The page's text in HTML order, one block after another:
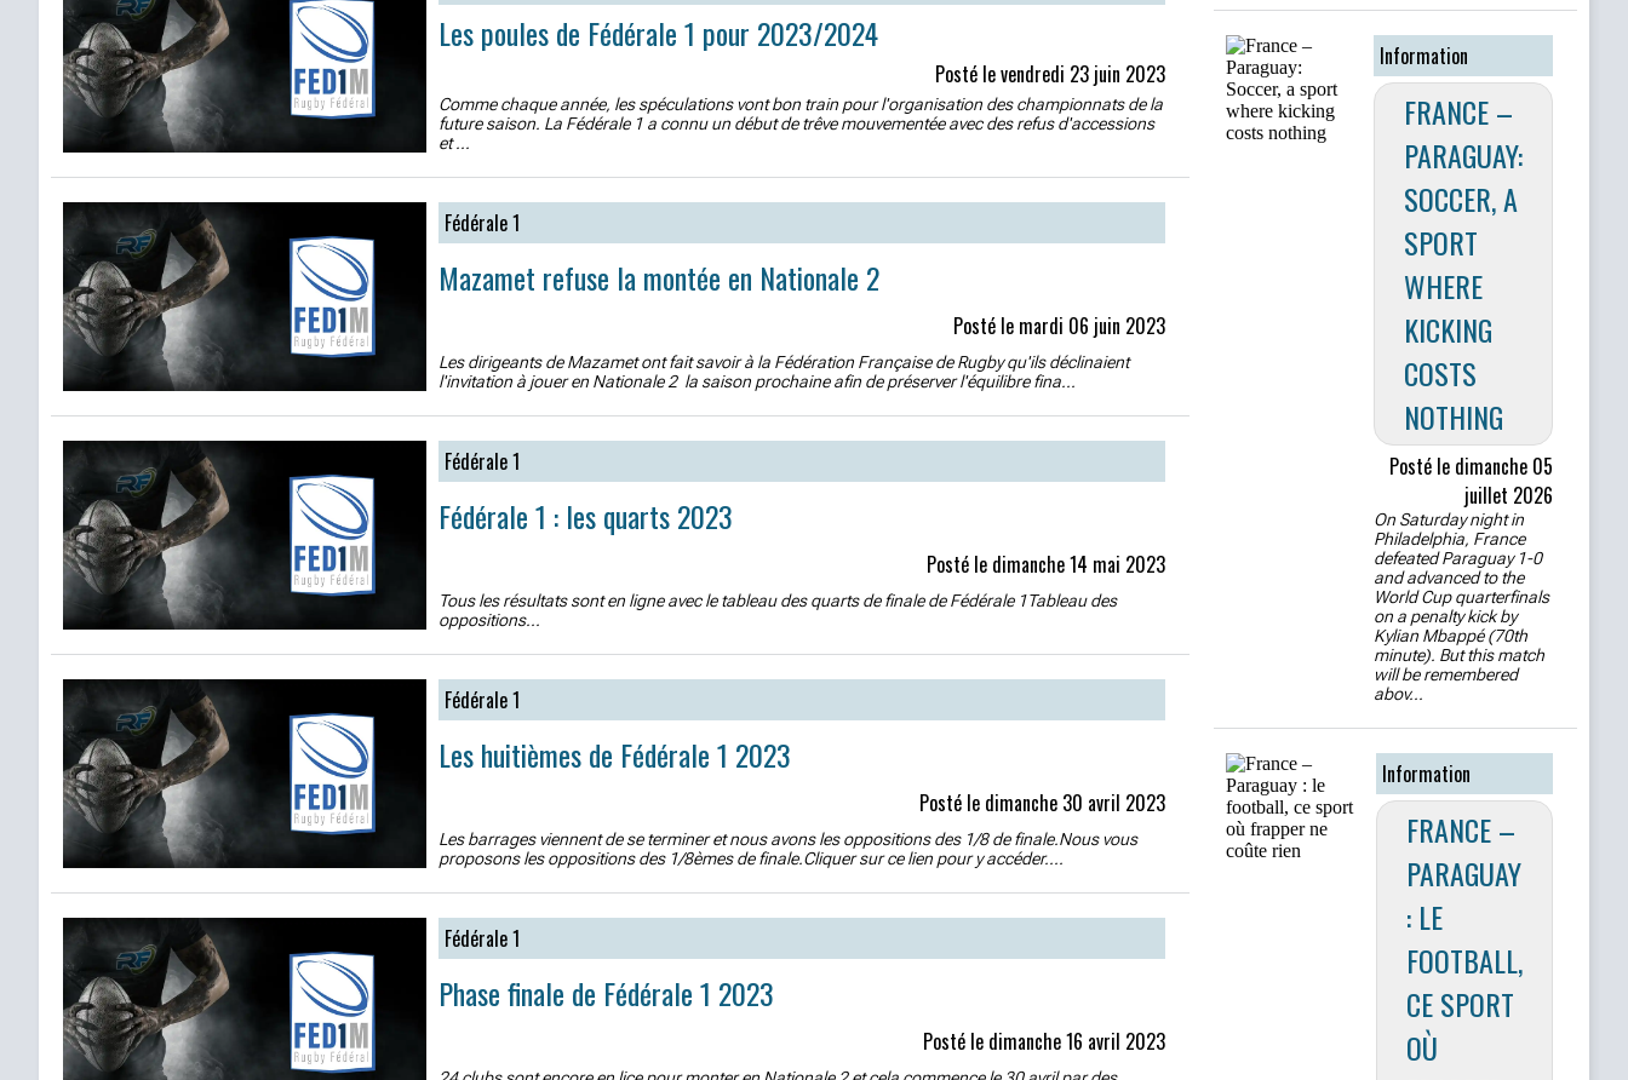
Les poules de Fédérale 1 pour 2023/2024
Posté le vendredi 23 juin 2023
Comme chaque année, les spéculations vont bon train pour l'organisation des championnats de la
future saison. La Fédérale 1 a connu un début de trêve mouvementée avec des refus d'accessions
et ...
Fédérale 1
Mazamet refuse la montée en Nationale 2
Posté le mardi 06 juin 2023
Les dirigeants de Mazamet ont fait savoir à la Fédération Française de Rugby qu'ils déclinaient
l'invitation à jouer en Nationale 2 la saison prochaine afin de préserver l'équilibre fina...
Fédérale 1
Fédérale 1 : les quarts 2023
Posté le dimanche 14 mai 2023
Tous les résultats sont en ligne avec le tableau des quarts de finale de Fédérale 1Tableau des
oppositions...
Fédérale 1
Les huitièmes de Fédérale 1 2023
Posté le dimanche 30 avril 2023
Les barrages viennent de se terminer et nous avons les oppositions des 1/8 de finale.Nous vous
proposons les oppositions des 1/8èmes de finale.Cliquer sur ce lien pour y accéder....
Fédérale 1
Phase finale de Fédérale 1 2023
Posté le dimanche 16 avril 2023
Information
FRANCE –
PARAGUAY:
SOCCER, A
SPORT
WHERE
KICKING
COSTS
NOTHING
Posté le dimanche 05
juillet 2026
On Saturday night in
Philadelphia, France
defeated Paraguay 1-0
and advanced to the
World Cup quarterfinals
on a penalty kick by
Kylian Mbappé (70th
minute). But this match
will be remembered
abov...
Information
FRANCE –
PARAGUAY
: LE
FOOTBALL,
CE SPORT
OÙ